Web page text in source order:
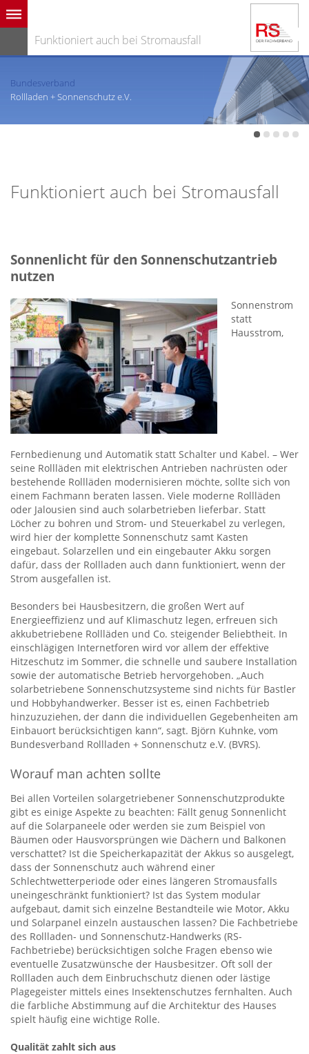
Funktioniert auch bei Stromausfall
Bundesverband
Rollladen + Sonnenschutz e.V.
Funktioniert auch bei Stromausfall
Sonnenlicht für den Sonnenschutzantrieb
nutzen
Sonnenstrom
statt
Hausstrom,
Fernbedienung und Automatik statt Schalter und Kabel. – Wer
seine Rollläden mit elektrischen Antrieben nachrüsten oder
bestehende Rollläden modernisieren möchte, sollte sich von
einem Fachmann beraten lassen. Viele moderne Rollläden
oder Jalousien sind auch solarbetrieben lieferbar. Statt
Löcher zu bohren und Strom- und Steuerkabel zu verlegen,
wird hier der komplette Sonnenschutz samt Kasten
eingebaut. Solarzellen und ein eingebauter Akku sorgen
dafür, dass der Rollladen auch dann funktioniert, wenn der
Strom ausgefallen ist.
Besonders bei Hausbesitzern, die großen Wert auf
Energieeffizienz und auf Klimaschutz legen, erfreuen sich
akkubetriebene Rollläden und Co. steigender Beliebtheit. In
einschlägigen Internetforen wird vor allem der effektive
Hitzeschutz im Sommer, die schnelle und saubere Installation
sowie der automatische Betrieb hervorgehoben. „Auch
solarbetriebene Sonnenschutzsysteme sind nichts für Bastler
und Hobbyhandwerker. Besser ist es, einen Fachbetrieb
hinzuzuziehen, der dann die individuellen Gegebenheiten am
Einbauort berücksichtigen kann“, sagt. Björn Kuhnke, vom
Bundesverband Rollladen + Sonnenschutz e.V. (BVRS).
Worauf man achten sollte
Bei allen Vorteilen solargetriebener Sonnenschutzprodukte
gibt es einige Aspekte zu beachten: Fällt genug Sonnenlicht
auf die Solarpaneele oder werden sie zum Beispiel von
Bäumen oder Hausvorsprüngen wie Dächern und Balkonen
verschattet? Ist die Speicherkapazität der Akkus so ausgelegt,
dass der Sonnenschutz auch während einer
Schlechtwetterperiode oder eines längeren Stromausfalls
uneingeschränkt funktioniert? Ist das System modular
aufgebaut, damit sich einzelne Bestandteile wie Motor, Akku
und Solarpanel einzeln austauschen lassen? Die Fachbetriebe
des Rollladen- und Sonnenschutz-Handwerks (RS-
Fachbetriebe) berücksichtigen solche Fragen ebenso wie
eventuelle Zusatzwünsche der Hausbesitzer. Oft soll der
Rollladen auch dem Einbruchschutz dienen oder lästige
Plagegeister mittels eines Insektenschutzes fernhalten. Auch
die farbliche Abstimmung auf die Architektur des Hauses
spielt häufig eine wichtige Rolle.
Qualität zahlt sich aus